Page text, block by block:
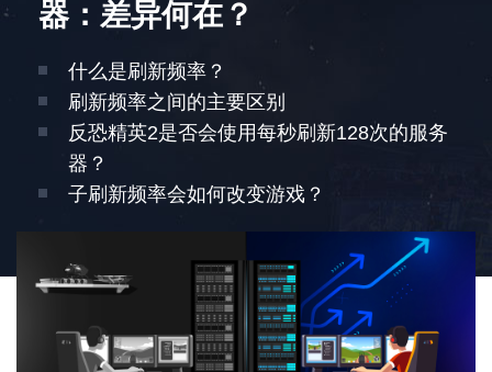
器：差异何在？
什么是刷新频率？
刷新频率之间的主要区别
反恐精英2是否会使用每秒刷新128次的服务
器？
子刷新频率会如何改变游戏？